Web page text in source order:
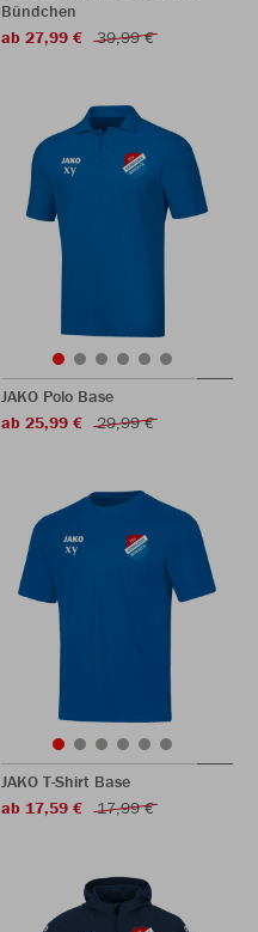
Bündchen
ab 27,99 €
39,99 €
JAKO Polo Base
ab 25,99 €
29,99 €
JAKO T-Shirt Base
ab 17,59 €
17,99 €